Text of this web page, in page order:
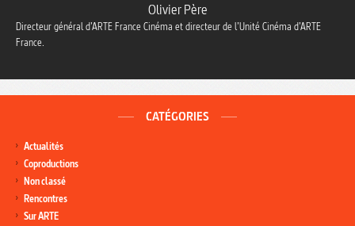
Olivier Père
Directeur général d’ARTE France Cinéma et directeur de l’Unité Cinéma d’ARTE
France.
CATÉGORIES
Actualités
Coproductions
Non classé
Rencontres
Sur ARTE